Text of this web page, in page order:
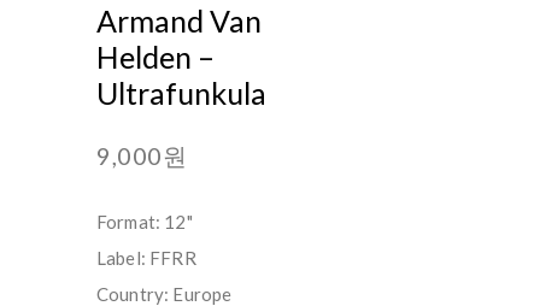
Armand Van
Helden –
Ultrafunkula
9,000원
Format: 12"
Label: FFRR
Country: Europe